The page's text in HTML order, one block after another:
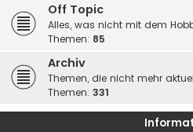
Off Topic
Alles, was nicht mit dem
Themen: 85
Archiv
Themen, die nicht mehr
Themen: 331